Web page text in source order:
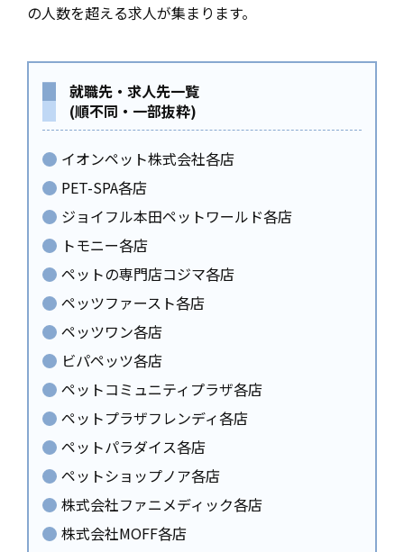
の人数を超える求人が集まります。
就職先・求人先一覧
(順不同・一部抜粋)
イオンペット株式会社各店
PET-SPA各店
ジョイフル本田ペットワールド各店
トモニー各店
ペットの専門店コジマ各店
ペッツファースト各店
ペッツワン各店
ビパペッツ各店
ペットコミュニティプラザ各店
ペットプラザフレンディ各店
ペットパラダイス各店
ペットショップノア各店
株式会社ファニメディック各店
株式会社MOFF各店